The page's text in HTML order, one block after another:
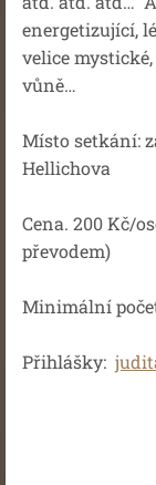
energetizující,
velice
vůně…
Místo setkání:
Hellichova
Cena. 200 Kč/
převodem)
Minimální
Přihlášky: